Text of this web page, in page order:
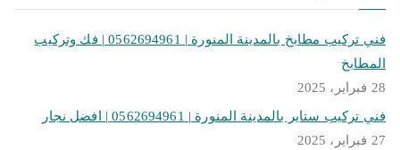
فني تركيب مطابخ بالمدينة المنورة | 0562694961 | فك وتركيب
المطابخ
28 فبراير، 2025
فني تركيب ستاير بالمدينة المنورة | 0562694961 | افضل نجار
27 فبراير، 2025